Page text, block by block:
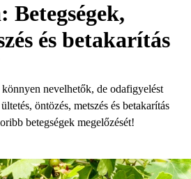
Betegségek,
és betakarítás
nevelhetők, de odafigyelést
öntözés, metszés és betakarítás
betegségek megelőzését!